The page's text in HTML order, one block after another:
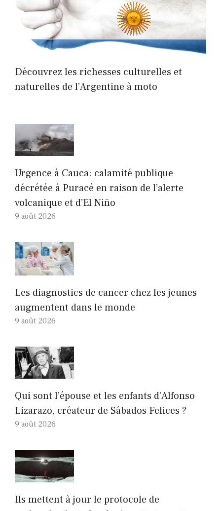
Découvrez les richesses culturelles et
naturelles de l’Argentine à moto
Urgence à Cauca: calamité publique
décrétée à Puracé en raison de l’alerte
volcanique et d’El Niño
9 août 2026
Les diagnostics de cancer chez les jeunes
augmentent dans le monde
9 août 2026
Qui sont l’épouse et les enfants d’Alfonso
Lizarazo, créateur de Sábados Felices ?
9 août 2026
Ils mettent à jour le protocole de